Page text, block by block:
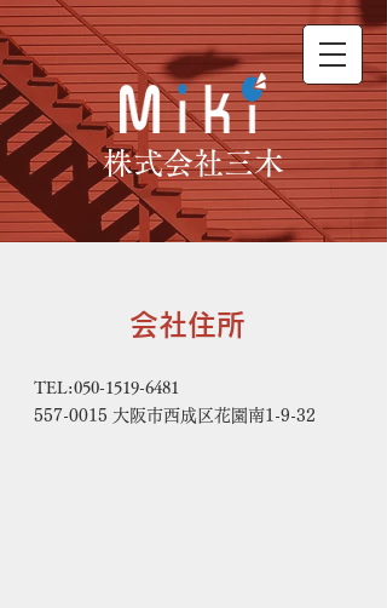
株式会社三木
会社住所
TEL:050-1519-6481
557-0015 大阪市西成区花園南1-9-32